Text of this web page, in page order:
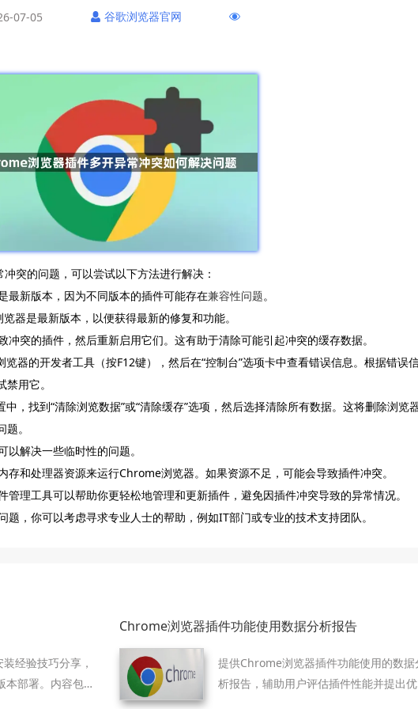
07-05 谷歌浏览器官网
突的问题，可以尝试以下方法进行解决：
最新版本，因为不同版本的插件可能存在兼容性问题。
器是最新版本，以便获得最新的修复和功能。
突的插件，然后重新启用它们。这有助于清除可能引起冲突的缓存数据。
器的开发者工具（按F12键），然后在“控制台”选项卡中查看错误信息。根据错误
用它。
中，找到“清除浏览数据”或“清除缓存”选项，然后选择清除所有数据。这将删除浏览
。
解决一些临时性的问题。
和处理器资源来运行Chrome浏览器。如果资源不足，可能会导致插件冲突。
理工具可以帮助你更轻松地管理和更新插件，避免因插件冲突导致的异常情况。
，你可以考虑寻求专业人士的帮助，例如IT部门或专业的技术支持团队。
经验技巧分享，
本部署。内容包
Chrome浏览器插件功能使用数据分析报告
提供Chrome浏览器插件功能使用的数据
析报告，辅助用户评估插件性能并提出优